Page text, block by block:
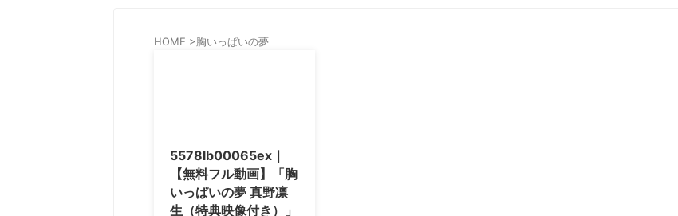
HOME >胸いっぱいの夢
5578lb00065ex｜
【無料フル動画】「胸
いっぱいの夢 真野凛
生（特典映像付き）」